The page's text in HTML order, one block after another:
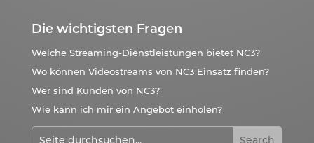
Die wichtigsten Fragen
Welche Streaming-Dienstleistungen bietet NC3?
Wo können Videostreams von NC3 Einsatz finden?
Wer sind Kunden von NC3?
Wie kann ich mir ein Angebot einholen?